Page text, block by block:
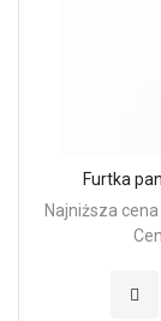
Furtka
Najniższa